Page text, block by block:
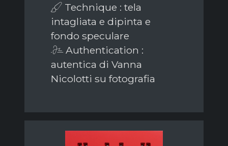
Technique : tela
intagliata e dipinta e
fondo speculare
Authentication :
autentica di Vanna
Nicolotti su fotografia